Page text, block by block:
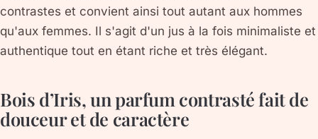
contrastes et convient ainsi tout autant aux hommes
qu'aux femmes. Il s'agit d'un jus à la fois minimaliste et
authentique tout en étant riche et très élégant.
Bois d’Iris, un parfum contrasté fait de
douceur et de caractère